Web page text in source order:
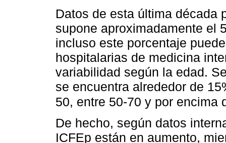
Datos de esta última década
supone aproximadamente el
incluso este porcentaje
hospitalarias de medicina
variabilidad según la edad.
se encuentra alrededor de
50, entre 50-70 y por encima
De hecho, según datos
ICFEp están en aumento,